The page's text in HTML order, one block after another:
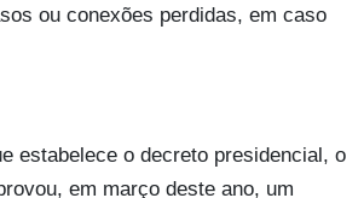
ou conexões perdidas, em caso
estabelece o decreto presidencial, o
em março deste ano, um